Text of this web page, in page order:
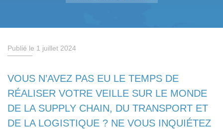
Publié le 1 juillet 2024
VOUS N’AVEZ PAS EU LE TEMPS DE
RÉALISER VOTRE VEILLE SUR LE MONDE
DE LA SUPPLY CHAIN, DU TRANSPORT ET
DE LA LOGISTIQUE ? NE VOUS INQUIÉTEZ